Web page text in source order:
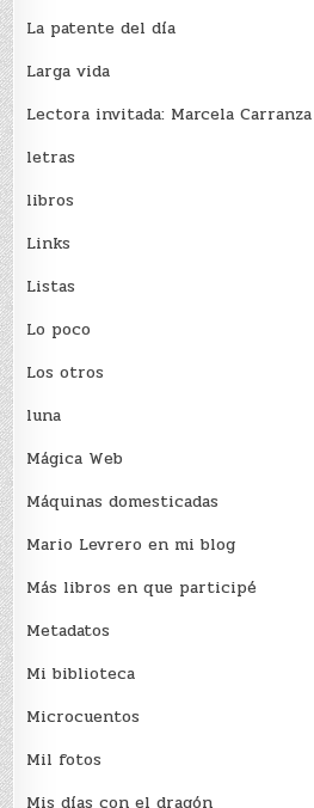
La patente del día
Larga vida
Lectora invitada: Marcela Carranza
letras
libros
Links
Listas
Lo poco
Los otros
luna
Mágica Web
Máquinas domesticadas
Mario Levrero en mi blog
Más libros en que participé
Metadatos
Mi biblioteca
Microcuentos
Mil fotos